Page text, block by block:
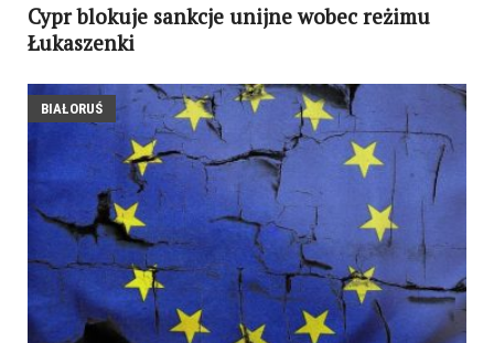
Cypr blokuje sankcje unijne wobec reżimu
Łukaszenki
BIAŁORUŚ